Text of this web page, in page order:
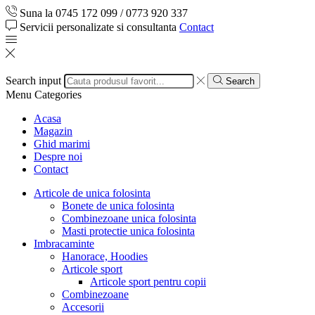
Suna la 0745 172 099 / 0773 920 337
Servicii personalizate si consultanta Contact
Search input Search
Menu Categories
Acasa
Magazin
Ghid marimi
Despre noi
Contact
Articole de unica folosinta
Bonete de unica folosinta
Combinezoane unica folosinta
Masti protectie unica folosinta
Imbracaminte
Hanorace, Hoodies
Articole sport
Articole sport pentru copii
Combinezoane
Accesorii